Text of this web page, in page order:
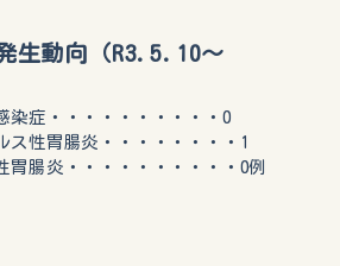
生動向（R3.5.10～
・・・・・・・・・0
腸炎・・・・・・・・1
・・・・・・・・・・0例